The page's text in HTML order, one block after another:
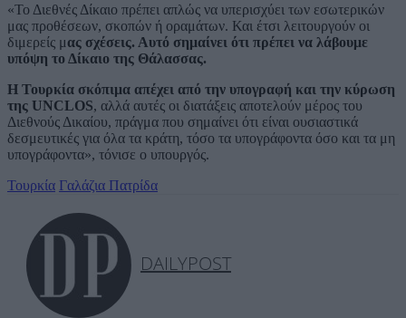
«Το Διεθνές Δίκαιο πρέπει απλώς να υπερισχύει των εσωτερικών
μας προθέσεων, σκοπών ή οραμάτων. Και έτσι λειτουργούν οι
διμερείς μας σχέσεις. Αυτό σημαίνει ότι πρέπει να λάβουμε
υπόψη το Δίκαιο της Θάλασσας.
Η Τουρκία σκόπιμα απέχει από την υπογραφή και την κύρωση
της UNCLOS, αλλά αυτές οι διατάξεις αποτελούν μέρος του
Διεθνούς Δικαίου, πράγμα που σημαίνει ότι είναι ουσιαστικά
δεσμευτικές για όλα τα κράτη, τόσο τα υπογράφοντα όσο και τα μη
υπογράφοντα», τόνισε ο υπουργός.
Τουρκία Γαλάζια Πατρίδα
DAILYPOST